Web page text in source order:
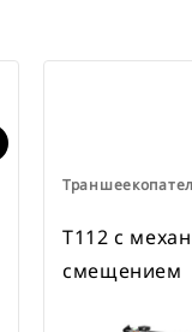
T112 с
смещением